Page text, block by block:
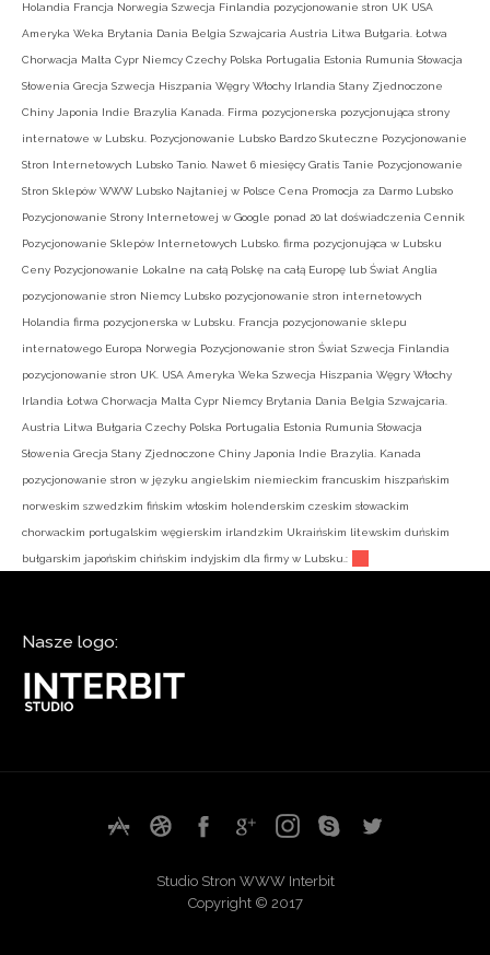
Holandia Francja Norwegia Szwecja Finlandia pozycjonowanie stron UK USA
Ameryka Weka Brytania Dania Belgia Szwajcaria Austria Litwa Bułgaria. Łotwa
Chorwacja Malta Cypr Niemcy Czechy Polska Portugalia Estonia Rumunia Słowacja
Słowenia Grecja Szwecja Hiszpania Węgry Włochy Irlandia Stany Zjednoczone
Chiny Japonia Indie Brazylia Kanada. Firma pozycjonerska pozycjonująca strony
internatowe w Lubsku. Pozycjonowanie Lubsko Bardzo Skuteczne Pozycjonowanie
Stron Internetowych Lubsko Tanio. Nawet 6 miesięcy Gratis Tanie Pozycjonowanie
Stron Sklepów WWW Lubsko Najtaniej w Polsce Cena Promocja za Darmo Lubsko
Pozycjonowanie Strony Internetowej w Google ponad 20 lat doświadczenia Cennik
Pozycjonowanie Sklepów Internetowych Lubsko. firma pozycjonująca w Lubsku
Ceny Pozycjonowanie Lokalne na całą Polskę na całą Europę lub Świat Anglia
pozycjonowanie stron Niemcy Lubsko pozycjonowanie stron internetowych
Holandia firma pozycjonerska w Lubsku. Francja pozycjonowanie sklepu
internatowego Europa Norwegia Pozycjonowanie stron Świat Szwecja Finlandia
pozycjonowanie stron UK. USA Ameryka Weka Szwecja Hiszpania Węgry Włochy
Irlandia Łotwa Chorwacja Malta Cypr Niemcy Brytania Dania Belgia Szwajcaria.
Austria Litwa Bułgaria Czechy Polska Portugalia Estonia Rumunia Słowacja
Słowenia Grecja Stany Zjednoczone Chiny Japonia Indie Brazylia. Kanada
pozycjonowanie stron w języku angielskim niemieckim francuskim hiszpańskim
norweskim szwedzkim fińskim włoskim holenderskim czeskim słowackim
chorwackim portugalskim węgierskim irlandzkim Ukraińskim litewskim duńskim
bułgarskim japońskim chińskim indyjskim dla firmy w Lubsku.:
Nasze logo:
Studio Stron WWW Interbit
Copyright © 2017